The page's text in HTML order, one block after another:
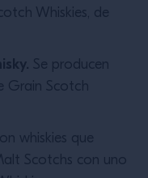
Whiskies, de
Se producen
Grain Scotch
whiskies que
Scotchs con uno